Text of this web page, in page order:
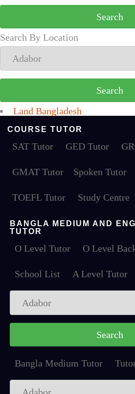
Search By Location
Land Bangladesh
COURSE TUTOR
SAT Tutor GED Tutor
GMAT Tutor Spoken Tutor
TOEFL Tutor Study Centre
BANGLA MEDIUM AND
TUTOR
O Level Tutor O Level
School List A Level Tutor
Bangla Medium Tutor